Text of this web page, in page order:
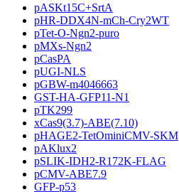
pASKt15C+SrtA
pHR-DDX4N-mCh-Cry2WT
pTet-O-Ngn2-puro
pMXs-Ngn2
pCasPA
pUGI-NLS
pGBW-m4046663
GST-HA-GFP11-N1
pTK299
xCas9(3.7)-ABE(7.10)
pHAGE2-TetOminiCMV-SKM
pAKlux2
pSLIK-IDH2-R172K-FLAG
pCMV-ABE7.9
GFP-p53